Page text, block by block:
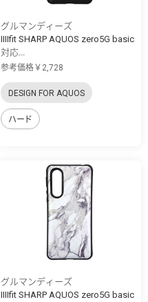
グルマンディーズ
IIIIfit SHARP AQUOS zero5G basic
対応...
参考価格￥2,728
DESIGN FOR AQUOS
ハード
グルマンディーズ
IIIIfit SHARP AQUOS zero5G basic